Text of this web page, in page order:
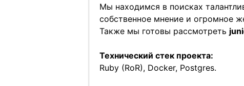
Мы находимся в поисках
собственное мнение и огромное
Также мы готовы рассмотреть
Технический стек проекта:
Ruby (RoR), Docker, Postgres.